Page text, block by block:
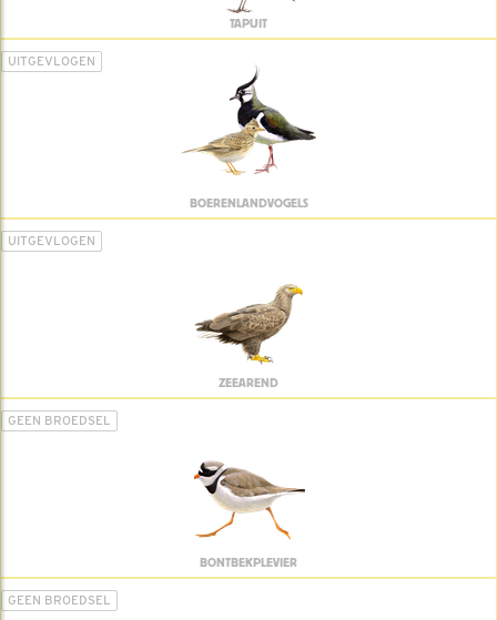
TAPUIT
UITGEVLOGEN
BOERENLANDVOGELS
UITGEVLOGEN
ZEEAREND
GEEN BROEDSEL
BONTBEKPLEVIER
GEEN BROEDSEL